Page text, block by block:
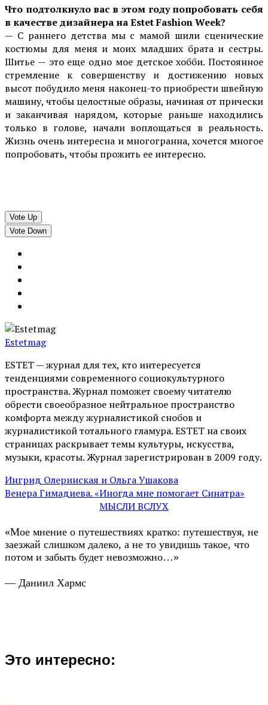
Что подтолкнуло вас в этом году попробовать себя
в качестве дизайнера на Estet Fashion Week?
— С раннего детства мы с мамой шили сценические
костюмы для меня и моих младших брата и сестры.
Шитье — это еще одно мое детское хобби. Постоянное
стремление к совершенству и достижению новых
высот побудило меня наконец-то приобрести швейную
машину, чтобы целостные образы, начиная от прически
и заканчивая нарядом, которые раньше находились
только в голове, начали воплощаться в реальность.
Жизнь очень интересна и многогранна, хочется многое
попробовать, чтобы прожить ее интересно.
Vote Up
Vote Down
Estetmag
ESTET — журнал для тех, кто интересуeтся
тенденциями современного социокультурного
пространства. Журнал поможет своему читателю
обрести своеобразное нейтральное пространство
комфорта между журналистикой снобов и
журналистикой тотального гламура. ESTET на своих
страницах раскрывает темы культуры, искусства,
музыки, красоты. Журнал зарегистрирован в 2009 году.
Ингрид Олеринская и Ольга Ушакова
Венера Гимадиева. «Иногда мне помогает Синатра»
МЫСЛИ ВСЛУХ
«Мое мнение о путешествиях кратко: путешествуя, не
заезжай слишком далеко, а не то увидишь такое, что
потом и забыть будет невозможно…»
— Даниил Хармс
Это интересно: